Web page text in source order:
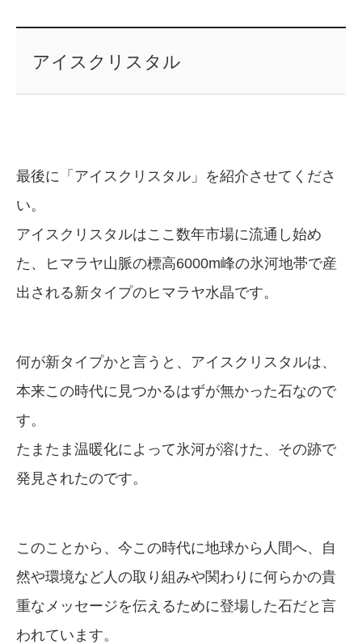
アイスクリスタル
最後に「アイスクリスタル」を紹介させてくださ
い。
アイスクリスタルはここ数年市場に流通し始め
た、ヒマラヤ山脈の標高6000m峰の氷河地帯で産
出される新タイプのヒマラヤ水晶です。
何が新タイプかと言うと、アイスクリスタルは、
本来この時代に見つかるはずが無かった石なので
す。
たまたま温暖化によって氷河が溶けた、その跡で
発見されたのです。
このことから、今この時代に地球から人間へ、自
然や環境など人の取り組みや関わりに何らかの貴
重なメッセージを伝えるために登場した石だと言
われています。